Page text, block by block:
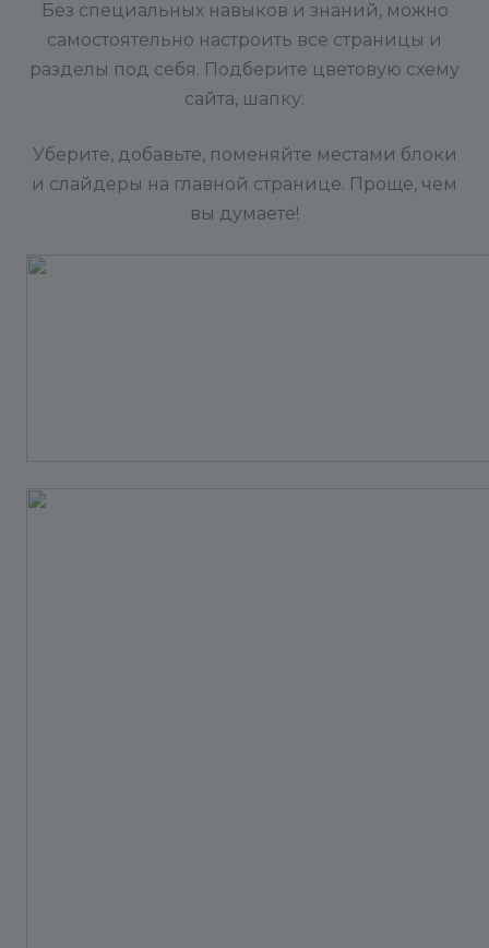
Без специальных навыков и знаний, можно
самостоятельно настроить все страницы и
разделы под себя. Подберите цветовую схему
сайта, шапку.
Уберите, добавьте, поменяйте местами блоки
и слайдеры на главной странице. Проще, чем
вы думаете!